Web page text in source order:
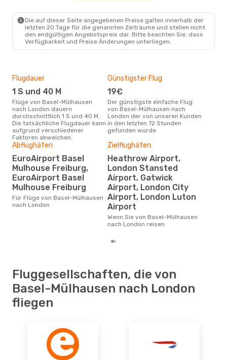
Die auf dieser Seite angegebenen Preise galten innerhalb der
letzten 20 Tage für die genannten Zeiträume und stellen nicht
den endgültigen Angebotspreis dar. Bitte beachten Sie, dass
Verfügbarkeit und Preise Änderungen unterliegen.
Flugdauer
1 S und 40 M
Flüge von Basel-Mülhausen
nach London dauern
durchschnittlich 1 S und 40 M.
Die tatsächliche Flugdauer kann
aufgrund verschiedener
Faktoren abweichen.
Günstigster Flug
19€
Der günstigste einfache Flug
von Basel-Mülhausen nach
London der von unseren Kunden
in den letzten 72 Stunden
gefunden wurde
Abflughäfen
EuroAirport Basel
Mulhouse Freiburg,
EuroAirport Basel
Mulhouse Freiburg
Für Flüge von Basel-Mülhausen
nach London
Zielflughäfen
Heathrow Airport,
London Stansted
Airport, Gatwick
Airport, London City
Airport, London Luton
Airport
Wenn Sie von Basel-Mülhausen
nach London reisen
Fluggesellschaften, die von
Basel-Mülhausen nach London
fliegen